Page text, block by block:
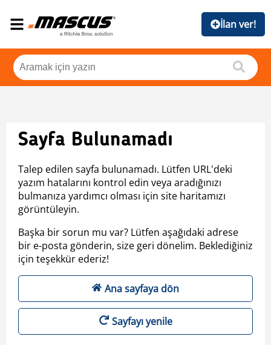
İlan ver!
Sayfa Bulunamadı
Talep edilen sayfa bulunamadı. Lütfen URL'deki
yazım hatalarını kontrol edin veya aradığınızı
bulmanıza yardımcı olması için site haritamızı
görüntüleyin.
Başka bir sorun mu var? Lütfen aşağıdaki adrese
bir e-posta gönderin, size geri dönelim. Beklediğiniz
için teşekkür ederiz!
Ana sayfaya dön
Sayfayı yenile